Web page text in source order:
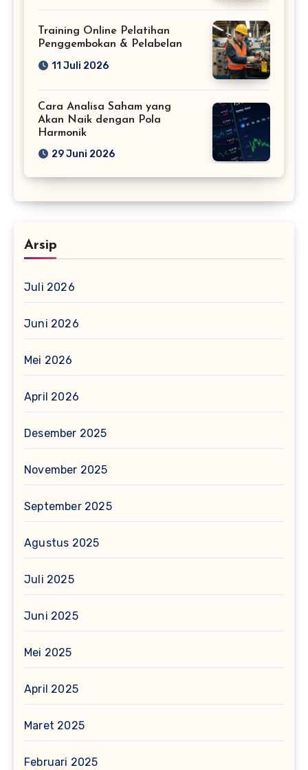
Training Online Pelatihan
Penggembokan & Pelabelan
11 Juli 2026
Cara Analisa Saham yang
Akan Naik dengan Pola
Harmonik
29 Juni 2026
Arsip
Juli 2026
Juni 2026
Mei 2026
April 2026
Desember 2025
November 2025
September 2025
Agustus 2025
Juli 2025
Juni 2025
Mei 2025
April 2025
Maret 2025
Februari 2025